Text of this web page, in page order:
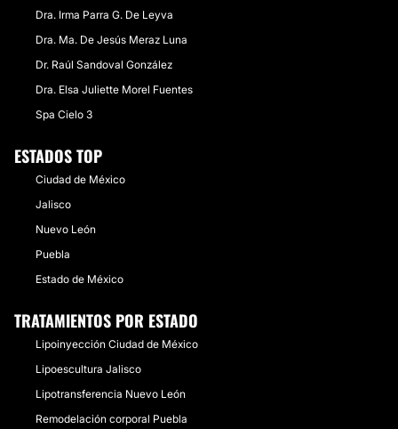
Dra. Irma Parra G. De Leyva
Dra. Ma. De Jesús Meraz Luna
Dr. Raúl Sandoval González
Dra. Elsa Juliette Morel Fuentes
Spa Cielo 3
ESTADOS TOP
Ciudad de México
Jalisco
Nuevo León
Puebla
Estado de México
TRATAMIENTOS POR ESTADO
Lipoinyección Ciudad de México
Lipoescultura Jalisco
Lipotransferencia Nuevo León
Remodelación corporal Puebla